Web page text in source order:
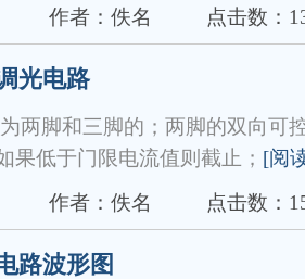
作者：佚名 点击数：
光电路
两脚和三脚的；两脚的双向可
果低于门限电流值则截止； [阅
作者：佚名 点击数：
路波形图